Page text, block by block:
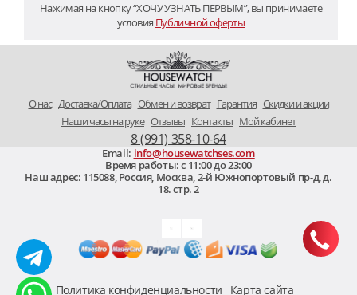
Нажимая на кнопку “ХОЧУ УЗНАТЬ ПЕРВЫМ”, вы принимаете
условия Публичной оферты
O нас Доставка/Оплата Обмен и возврат Гарантия Скидки и акции
Наши часы на руке Отзывы Контакты Мой кабинет
8 (991) 358-10-64
Политика конфиденциальности Карта сайта
Email: info@housewatchses.com
Время работы: c 11:00 до 23:00
Наш адрес: 115088, Россия, Москва 2-й Южнопортовый пр-д, д.
18. стр. 2